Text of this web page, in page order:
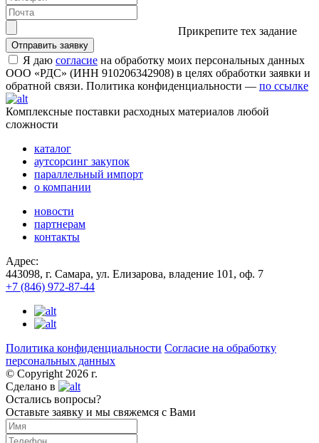
Прикрепите тех задание
Я даю согласие на обработку моих персональных данных
ООО «РДС» (ИНН 910206342908) в целях обработки заявки и
обратной связи. Политика конфиденциальности — по ссылке
Комплексные поставки расходных материалов любой
сложности
каталог
аутсорсинг закупок
параллельный импорт
о компании
новости
партнерам
контакты
Адрес:
443098, г. Самара, ул. Елизарова, владение 101, оф. 7
+7 (846) 972-87-44
Политика конфиденциальности Согласие на обработку
персональных данных
© Copyright 2026 г.
Сделано в
Остались вопросы?
Оставьте заявку и мы свяжемся с Вами